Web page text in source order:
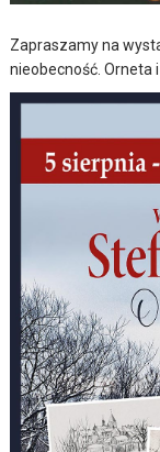
Zapraszamy na
nieobecność. Orneta